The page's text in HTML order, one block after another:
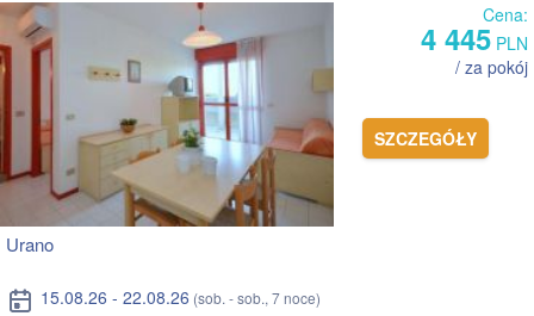
Cena:
4 445 PLN
/ za pokój
SZCZEGÓŁY
Urano
15.08.26 - 22.08.26 (sob. - sob., 7 noce)